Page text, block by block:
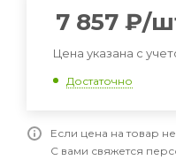
7 857 ₽/
Цена указана с
Достаточно
Если цена на товар
С вами свяжется